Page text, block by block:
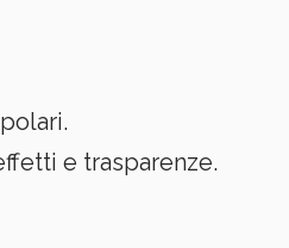
e trasparenze.